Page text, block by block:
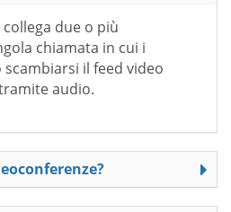
due o più
chiamata in cui i
il feed video
audio.